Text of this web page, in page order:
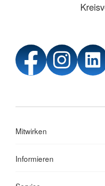
Mitwirken
Informieren